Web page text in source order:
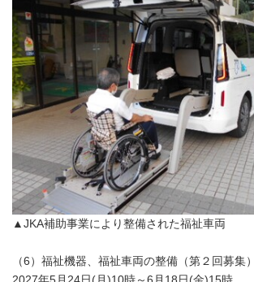
▲JKA補助事業により整備された福祉車両
（6）福祉機器、福祉車両の整備（第２回募集）